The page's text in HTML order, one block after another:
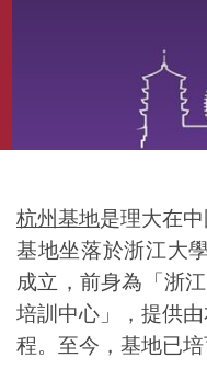
杭州基地是理大在
基地坐落於浙江大
成立，前身為「浙
培訓中心」，提供
程。至今，基地已培